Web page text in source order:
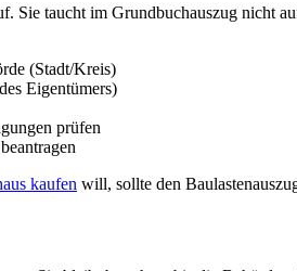
Sie taucht im Grundbuchauszug nicht
(Stadt/Kreis)
Eigentümers)
prüfen
kaufen will, sollte den